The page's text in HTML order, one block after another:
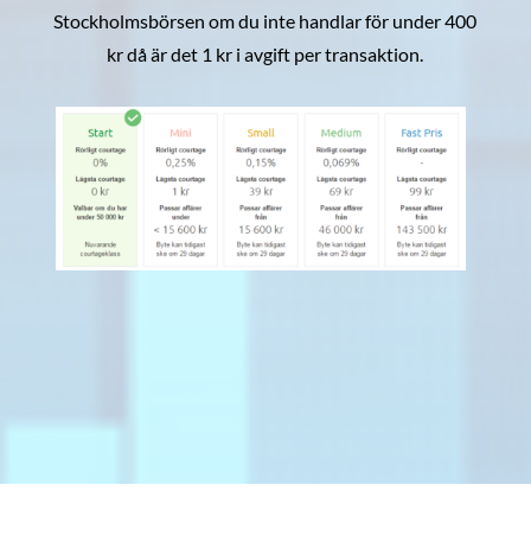
Stockholmsbörsen om du inte handlar för under 400
kr då är det 1 kr i avgift per transaktion.